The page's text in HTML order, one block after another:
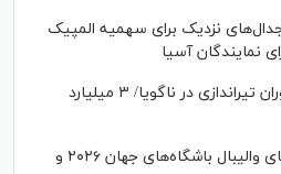
جدال‌های نزدیک برای سهمیه المپیک
نمایندگان آسیا
پاداش ویژه برای مدال‌آوران تیراندازی در ناگویا/ ۳ میلیارد
لهستان میزبان رقابت‌های والیبال باشگاه‌های جهان ۲۰۲۶ و